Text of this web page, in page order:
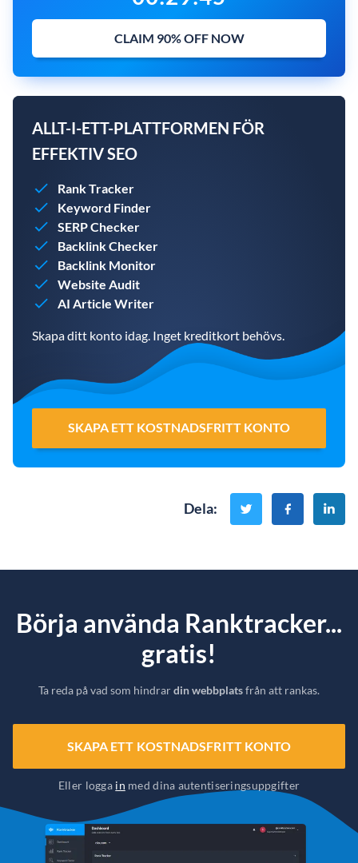
CLAIM 90% OFF NOW
ALLT-I-ETT-PLATTFORMEN FÖR
EFFEKTIV SEO
Rank Tracker
Keyword Finder
SERP Checker
Backlink Checker
Backlink Monitor
Website Audit
AI Article Writer
Skapa ditt konto idag. Inget kreditkort behövs.
SKAPA ETT KOSTNADSFRITT KONTO
Dela:
Börja använda Ranktracker...
gratis!
Ta reda på vad som hindrardin webbplatsfrån att rankas.
SKAPA ETT KOSTNADSFRITT KONTO
Eller logga in med dina autentiseringsuppgifter